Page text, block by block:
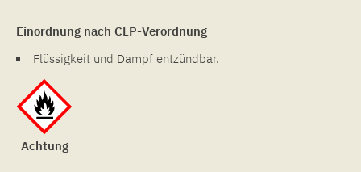
Einordnung nach CLP-Verordnung
Flüssigkeit und Dampf entzündbar.
Achtung